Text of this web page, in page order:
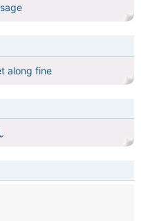
along fine